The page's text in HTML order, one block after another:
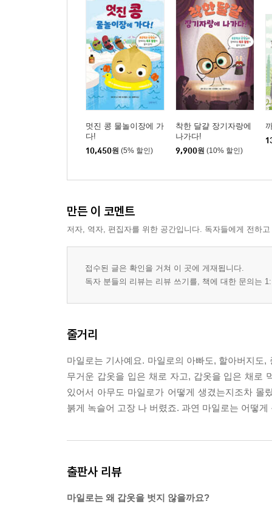
멋진 콩 물놀이장에 가
다!
10,450원 (5% 할인)
착한 달걀 장기자랑에
나가다!
9,900원 (10% 할인)
만든 이 코멘트
저자, 역자, 편집자를 위한 공간입니다. 독자들에게 전하
접수된 글은 확인을 거쳐 이 곳에 게재됩니다.
독자 분들의 리뷰는 리뷰 쓰기를, 책에 대한 문의는
줄거리
마일로는 기사예요. 마일로의 아빠도, 할아버지도
무거운 갑옷을 입은 채로 자고, 갑옷을 입은 채로
있어서 아무도 마일로가 어떻게 생겼는지조차 몰
붉게 녹슬어 고장 나 버렸죠. 과연 마일로는 어떻게
출판사 리뷰
마일로는 왜 갑옷을 벗지 않을까요?